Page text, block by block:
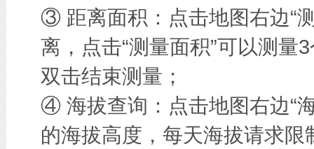
③ 距离面积：点击地图右边“
离，点击“测量面积”可以测量
双击结束测量；
④ 海拔查询：点击地图右边“
的海拔高度，每天海拔请求